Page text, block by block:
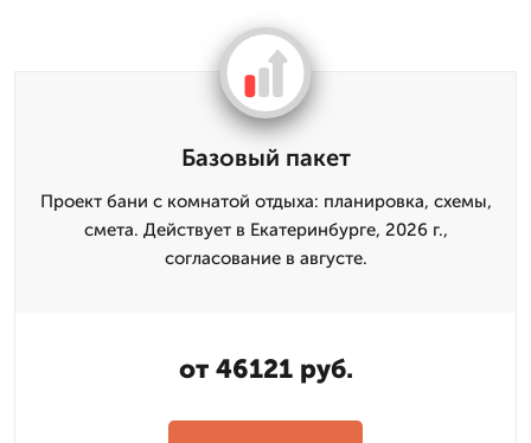
Базовый пакет
Проект бани с комнатой отдыха: планировка, схемы,
смета. Действует в Екатеринбурге, 2026 г.,
согласование в августе.
от 46121 руб.